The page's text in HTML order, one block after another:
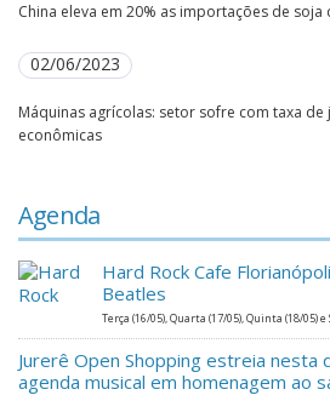
China eleva em 20% as importações de soja
02/06/2023
Máquinas agrícolas: setor sofre com taxa de
econômicas
Agenda
Hard Rock Cafe
Beatles
Terça (16/05), Quarta (17/05), Quinta (18/05) e
Jurerê Open Shopping estreia nesta
agenda musical em homenagem ao